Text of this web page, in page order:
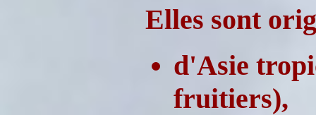
Elles sont
d'Asie
fruitiers),